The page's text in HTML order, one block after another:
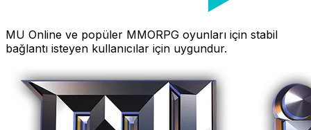
MU Online ve popüler MMORPG oyunları için stabil
bağlantı isteyen kullanıcılar için uygundur.